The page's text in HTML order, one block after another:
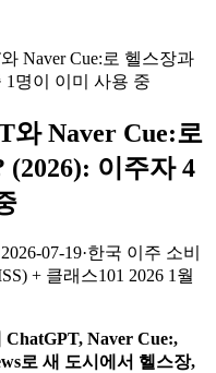
Naver Cue:로 헬스장과
1명이 이미 사용 중
와 Naver Cue:로
(2026): 이주자 4
2026-07-19·한국 이주 소비
+ 클래스101 2026 1월
Naver Cue:,
로 새 도시에서 헬스장,